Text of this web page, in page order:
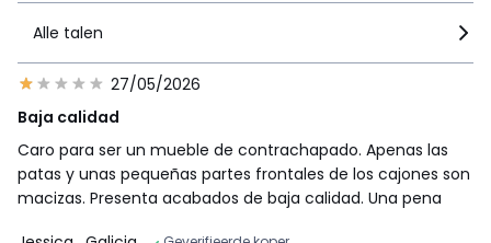
Alle talen
27/05/2026
Baja calidad
Caro para ser un mueble de contrachapado. Apenas las
patas y unas pequeñas partes frontales de los cajones son
macizas. Presenta acabados de baja calidad. Una pena